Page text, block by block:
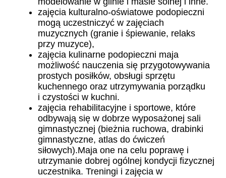
zajęcia kulturalno-oświatowe podopieczni
mogą uczestniczyć w zajęciach
muzycznych (granie i śpiewanie, relaks
przy muzyce),
zajęcia kulinarne podopieczni maja
możliwość nauczenia się przygotowywania
prostych posiłków, obsługi sprzętu
kuchennego oraz utrzymywania porządku
i czystości w kuchni.
zajęcia rehabilitacyjne i sportowe, które
odbywają się w dobrze wyposażonej sali
gimnastycznej (bieżnia ruchowa, drabinki
gimnastyczne, atlas do ćwiczeń
siłowych).Maja one na celu poprawę i
utrzymanie dobrej ogólnej kondycji fizycznej
uczestnika. Treningi i zajęcia w